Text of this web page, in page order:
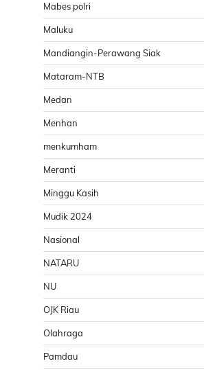
Mabes polri
Maluku
Mandiangin-Perawang Siak
Mataram-NTB
Medan
Menhan
menkumham
Meranti
Minggu Kasih
Mudik 2024
Nasional
NATARU
NU
OJK Riau
Olahraga
Pamdau